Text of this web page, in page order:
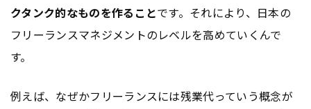
クタンク的なものを作ることです。それにより、日本の
フリーランスマネジメントのレベルを高めていくんで
す。
例えば、なぜかフリーランスには残業代っていう概念が